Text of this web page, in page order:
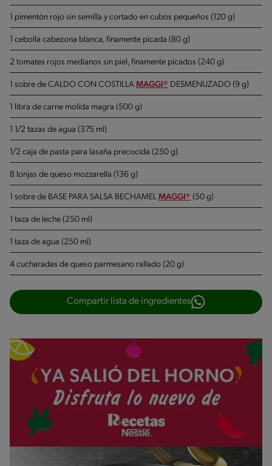
1 pimentón rojo sin semilla y cortado en cubos pequeños (120 g)
1 cebolla cabezona blanca, finamente picada (80 g)
2 tomates rojos medianos sin piel, finamente picados (240 g)
1 sobre de CALDO CON COSTILLA MAGGI® DESMENUZADO (9 g)
1 libra de carne molida magra (500 g)
1 1/2 tazas de agua (375 ml)
1/2 caja de pasta para lasaña precocida (250 g)
8 lonjas de queso mozzarella (136 g)
1 sobre de BASE PARA SALSA BECHAMEL MAGGI® (50 g)
1 taza de leche (250 ml)
1 taza de agua (250 ml)
4 cucharadas de queso parmesano rallado (20 g)
Compartir lista de ingredientes